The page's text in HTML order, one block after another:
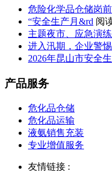
危险化学品仓储岗
“安全生产月&rd 阅
主题夜市、应急演
进入汛期，企业警
2026年昆山市安全
产品服务
危化品仓储
危化品运输
液氨销售充装
专业增值服务
友情链接 :